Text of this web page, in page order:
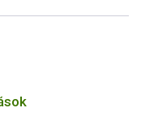
jártas szakértőt.